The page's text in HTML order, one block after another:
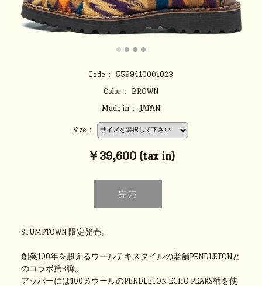
Code：
5599410001023
Color：
BROWN
Made in：
JAPAN
Size：
￥39,600 (tax in)
STUMPTOWN 限定発売。
創業100年を超えるウールテキスタイルの老舗PENDLETONと
のコラボ第3弾。
アッパーには100％ウールのPENDLETON ECHO PEAKS柄を使